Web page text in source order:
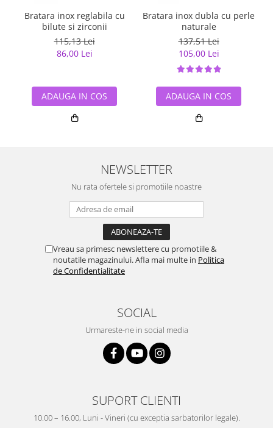
Bratara inox reglabila cu
bilute si zirconii
115,13 Lei
86,00 Lei
ADAUGA IN COS
Bratara inox dubla cu perle
naturale
137,51 Lei
105,00 Lei
ADAUGA IN COS
NEWSLETTER
Nu rata ofertele si promotiile noastre
Vreau sa primesc newslettere cu promotiile &
noutatile magazinului. Afla mai multe in Politica
de Confidentialitate
SOCIAL
Urmareste-ne in social media
SUPORT CLIENTI
10.00 – 16.00, Luni - Vineri (cu exceptia sarbatorilor legale).